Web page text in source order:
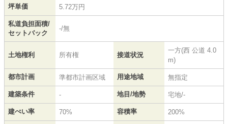
坪単価 5.72万円
私道負担面積/
セットバック
-/無
土地権利 所有権 接道状況
一方(西 公道 4.0
m)
都市計画 準都市計画区域 用途地域 無指定
建築条件 - 地目/地勢 宅地/-
建ぺい率 70% 容積率 200%